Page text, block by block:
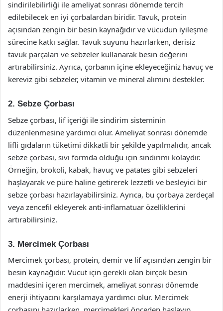
sindirilebilirliği ile ameliyat sonrası dönemde tercih
edilebilecek en iyi çorbalardan biridir. Tavuk, protein
açısından zengin bir besin kaynağıdır ve vücudun iyileşme
sürecine katkı sağlar. Tavuk suyunu hazırlarken, derisiz
tavuk parçaları ve sebzeler kullanarak besin değerini
artırabilirsiniz. Ayrıca, çorbanın içine ekleyeceğiniz havuç ve
kereviz gibi sebzeler, vitamin ve mineral alımını destekler.
2. Sebze Çorbası
Sebze çorbası, lif içeriği ile sindirim sisteminin
düzenlenmesine yardımcı olur. Ameliyat sonrası dönemde
lifli gıdaların tüketimi dikkatli bir şekilde yapılmalıdır, ancak
sebze çorbası, sıvı formda olduğu için sindirimi kolaydır.
Örneğin, brokoli, kabak, havuç ve patates gibi sebzeleri
haşlayarak ve püre haline getirerek lezzetli ve besleyici bir
sebze çorbası hazırlayabilirsiniz. Ayrıca, bu çorbaya zerdeçal
veya zencefil ekleyerek anti-inflamatuar özelliklerini
artırabilirsiniz.
3. Mercimek Çorbası
Mercimek çorbası, protein, demir ve lif açısından zengin bir
besin kaynağıdır. Vücut için gerekli olan birçok besin
maddesini içeren mercimek, ameliyat sonrası dönemde
enerji ihtiyacını karşılamaya yardımcı olur. Mercimek